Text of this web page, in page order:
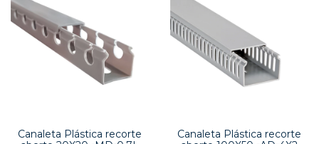
Canaleta Plástica recorte
Canaleta Plástica recorte